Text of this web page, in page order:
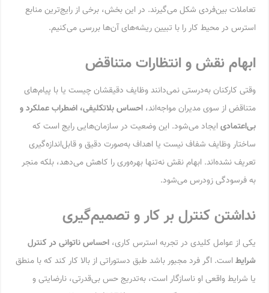
تعاملات بین‌فردی شکل می‌گیرند. در این بخش، برخی از رایج‌ترین منابع
استرس در محیط کار را با تبیین ریشه‌های آن‌ها بررسی می‌کنیم.
ابهام نقش و انتظارات متناقض
وقتی کارکنان به‌درستی نمی‌دانند وظایف دقیقشان چیست یا با پیام‌های
متناقض از سوی مدیران مواجه‌اند، احساس بلاتکلیفی، اضطراب عملکرد و
بی‌اعتمادی ایجاد می‌شود. این وضعیت در سازمان‌هایی رایج است که
ساختار وظایف شفاف نیست یا اهداف به‌صورت دقیق و قابل‌اندازه‌گیری
تعریف نشده‌اند. ابهام نقش نه‌تنها بهره‌وری را کاهش می‌دهد، بلکه منجر
به فرسودگی زودرس می‌شود.
نداشتن کنترل بر کار و تصمیم‌گیری
یکی از عوامل کلیدی در تجربه استرس کاری، احساس ناتوانی در کنترل
شرایط است. اگر فرد مجبور باشد طبق دستوراتی از بالا کار کند که با منطق
یا شرایط واقعی او ناسازگار است، به‌تدریج حس بی‌قدرتی، نارضایتی و